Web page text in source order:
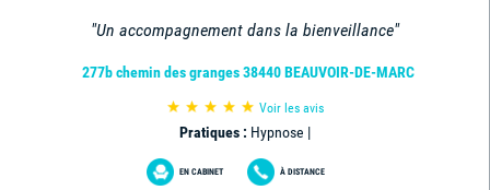
"Un accompagnement dans la bienveillance"
277b chemin des granges 38440 BEAUVOIR-DE-MARC
Voir les avis
Pratiques : Hypnose |
EN CABINET À DISTANCE